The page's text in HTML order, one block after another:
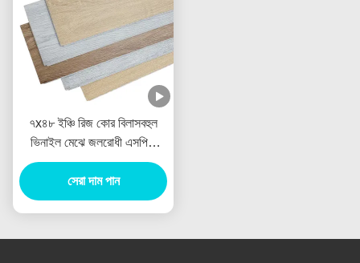
৭x৪৮ ইঞ্চি রিজ কোর বিলাসবহুল
ভিনাইল মেঝে জলরোধী এসপিসি
ভিনাইল মেঝে
সেরা দাম পান